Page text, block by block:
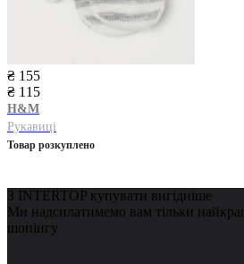
₴ 155
₴ 115
H&M
Рукавиці
Товар розкуплено
З INTERTOP купувати вигідніше
Ми надсилатимемо вам тільки
шопінгу